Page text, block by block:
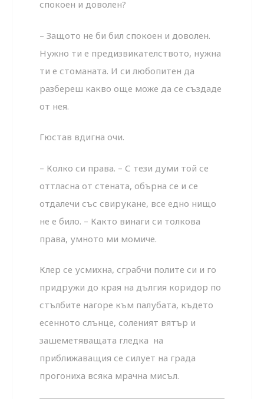
спокоен и доволен?
– Защото не би бил спокоен и доволен.
Нужно ти е предизвикателството, нужна
ти е стоманата. И си любопитен да
разбереш какво още може да се създаде
от нея.
Гюстав вдигна очи.
– Колко си права. – С тези думи той се
оттласна от стената, обърна се и се
отдалечи със свирукане, все едно нищо
не е било. – Както винаги си толкова
права, умното ми момиче.
Клер се усмихна, сграбчи полите си и го
придружи до края на дългия коридор по
стълбите нагоре към палубата, където
есенното слънце, соленият вятър и
зашеметяващата гледка на
приближаващия се силует на града
прогониха всяка мрачна мисъл.